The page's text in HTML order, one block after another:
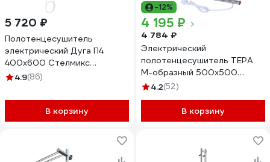
5 720 ₽
Полотенцесушитель
электрический Дуга П4
400x600 Стелмикс
4670078543042
4.9(86)
В корзину
-12%
4 195 ₽
4 784 ₽
Электрический
полотенцесушитель ТЕРА
М-образный 500х500
ПСН-02-02
4.2(52)
В корзину